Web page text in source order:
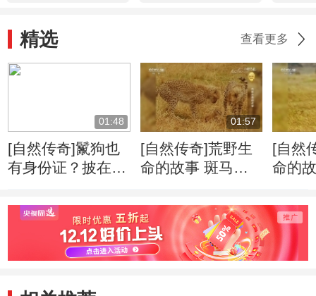
精选 查看更多
01:48
[自然传奇]鬣狗也
有身份证？披在身
01:57
[自然传奇]荒野生
命的故事 斑马牛
动物带来一场盛宴
[自然
命的
千里